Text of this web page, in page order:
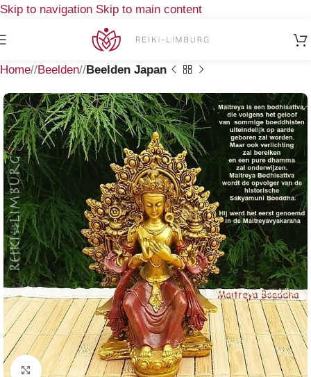
Skip to navigation Skip to main content
Home/ Beelden/ Beelden Japan
Klik om te vergroten